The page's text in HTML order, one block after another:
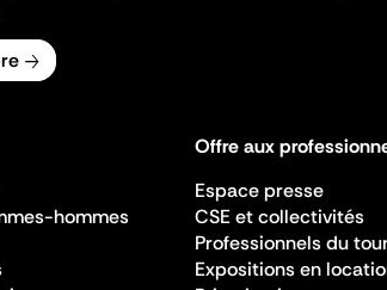
hommes
Offre aux
Espace presse
CSE et collectivités
Professionnels du
Expositions en